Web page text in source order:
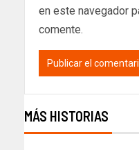
en este navegador
comente.
MÁS HISTORIAS